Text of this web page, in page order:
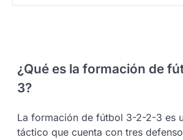
¿Qué es la formación de
3?
La formación de fútbol 3-2-2-3 es
táctico que cuenta con tres